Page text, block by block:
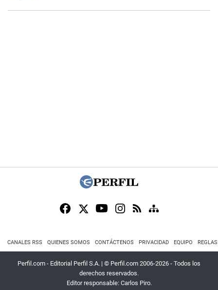
CANALES RSS QUIENES SOMOS CONTÁCTENOS PRIVACIDAD EQUIPO
Perfil.com - Editorial Perfil S.A. | © Perfil.com 2006-2026 - Todos los
derechos reservados.
Editor responsable: Carlos Piro.